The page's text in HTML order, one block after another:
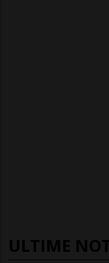
ULTIME